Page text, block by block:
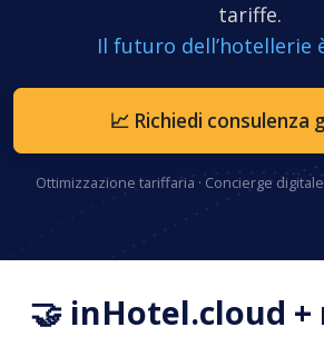
tariffe.
Il futuro dell’hotellerie
📈 Richiedi consulenza
Ottimizzazione tariffaria · Concierge
🤝 inHotel.cloud +